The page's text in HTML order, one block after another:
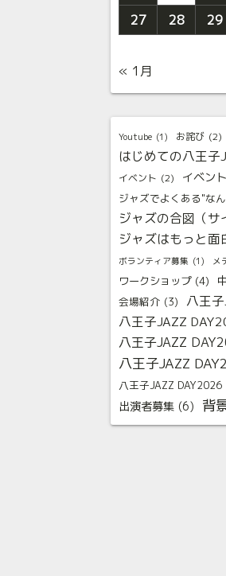
27
28 29
« 1月
Youtube (1) お詫び (2)
はじめての八王子
イベント (2) イベン
ジャズでよくある"な
ジャズの合図（サ
ジャズはもっと面
ボランティア募集 (1) メ
ワークショップ (4)
会場紹介 (3) 八王
八王子JAZZ
八王子JAZZ
八王子JAZZ
八王子JAZZ DAY2026
出演者募集 (6) 背